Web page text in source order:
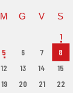
M G V S
1
5 6 7 8
12 13 14 15
19 20 21 22